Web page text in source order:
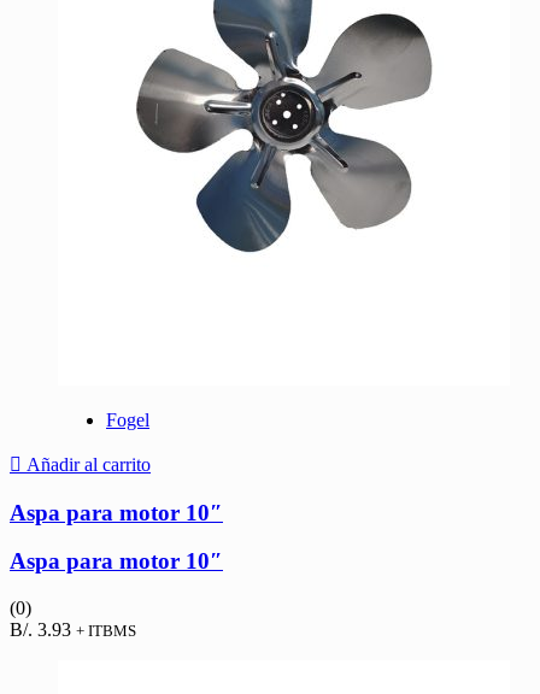
Fogel
Añadir al carrito
Aspa para motor 10″
Aspa para motor 10″
(0)
B/. 3.93 + ITBMS